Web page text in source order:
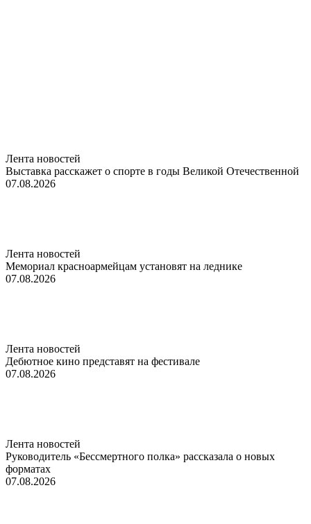
Лента новостей
Выставка расскажет о спорте в годы Великой Отечественной
07.08.2026
Лента новостей
Мемориал красноармейцам установят на леднике
07.08.2026
Лента новостей
Дебютное кино представят на фестивале
07.08.2026
Лента новостей
Руководитель «Бессмертного полка» рассказала о новых
форматах
07.08.2026